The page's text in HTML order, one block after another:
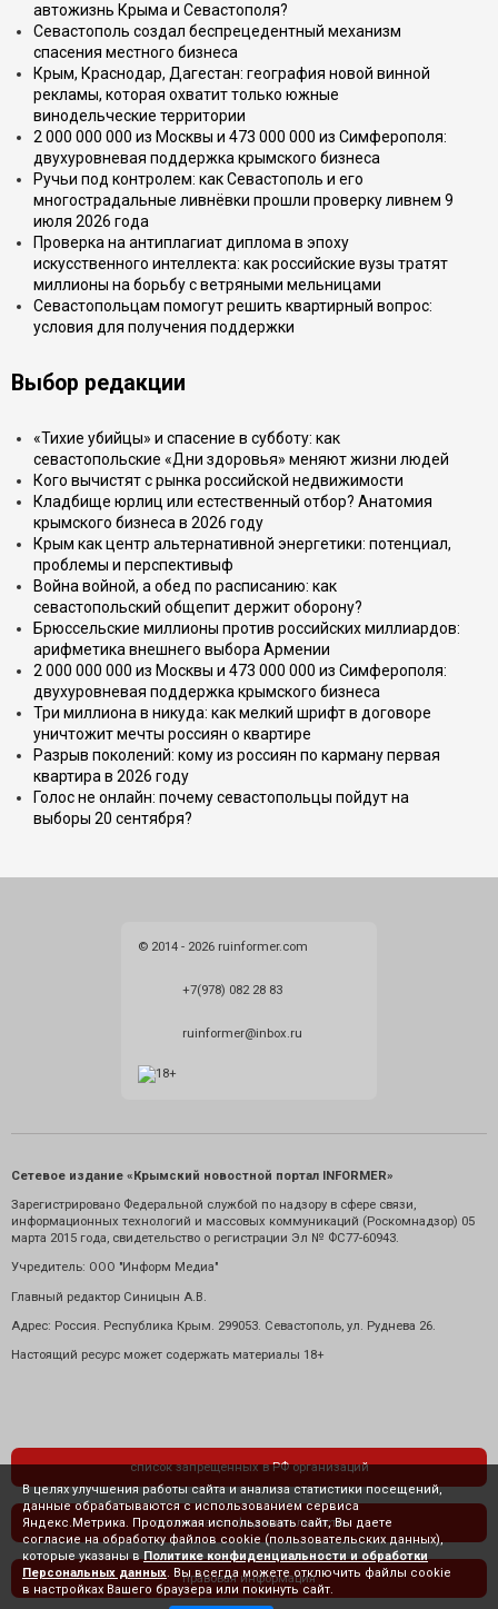
автожизнь Крыма и Севастополя?
Севастополь создал беспрецедентный механизм
спасения местного бизнеса
Крым, Краснодар, Дагестан: география новой винной
рекламы, которая охватит только южные
винодельческие территории
2 000 000 000 из Москвы и 473 000 000 из Симферополя:
двухуровневая поддержка крымского бизнеса
Ручьи под контролем: как Севастополь и его
многострадальные ливнёвки прошли проверку ливнем 9
июля 2026 года
Проверка на антиплагиат диплома в эпоху
искусственного интеллекта: как российские вузы тратят
миллионы на борьбу с ветряными мельницами
Севастопольцам помогут решить квартирный вопрос:
условия для получения поддержки
Выбор редакции
«Тихие убийцы» и спасение в субботу: как
севастопольские «Дни здоровья» меняют жизни людей
Кого вычистят с рынка российской недвижимости
Кладбище юрлиц или естественный отбор? Анатомия
крымского бизнеса в 2026 году
Крым как центр альтернативной энергетики: потенциал,
проблемы и перспективыф
Война войной, а обед по расписанию: как
севастопольский общепит держит оборону?
Брюссельские миллионы против российских миллиардов:
арифметика внешнего выбора Армении
2 000 000 000 из Москвы и 473 000 000 из Симферополя:
двухуровневая поддержка крымского бизнеса
Три миллиона в никуда: как мелкий шрифт в договоре
уничтожит мечты россиян о квартире
Разрыв поколений: кому из россиян по карману первая
квартира в 2026 году
Голос не онлайн: почему севастопольцы пойдут на
выборы 20 сентября?
© 2014 - 2026 ruinformer.com
+7(978) 082 28 83
ruinformer@inbox.ru
Сетевое издание «Крымский новостной портал INFORMER»
Зарегистрировано Федеральной службой по надзору в сфере связи,
информационных технологий и массовых коммуникаций (Роскомнадзор) 05
марта 2015 года, свидетельство о регистрации Эл № ФС77-60943.
Учредитель: ООО "Информ Медиа"
Главный редактор Синицын А.В.
Адрес: Россия. Республика Крым. 299053. Севастополь, ул. Руднева 26.
Настоящий ресурс может содержать материалы 18+
список запрещенных в РФ организаций
политика конфиденциальности
правовая информация
В целях улучшения работы сайта и анализа статистики посещений,
данные обрабатываются с использованием сервиса
Яндекс.Метрика. Продолжая использовать сайт, Вы даете
согласие на обработку файлов cookie (пользовательских данных),
которые указаны в Политике конфиденциальности и обработки
Персональных данных . Вы всегда можете отключить файлы cookie
в настройках Вашего браузера или покинуть сайт.